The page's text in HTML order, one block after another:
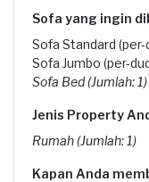
Sofa yang ingin
Sofa Standard (per-
Sofa Jumbo (per-
Sofa Bed (Jumlah: 1)
Jenis Property
Rumah (Jumlah: 1)
Kapan Anda